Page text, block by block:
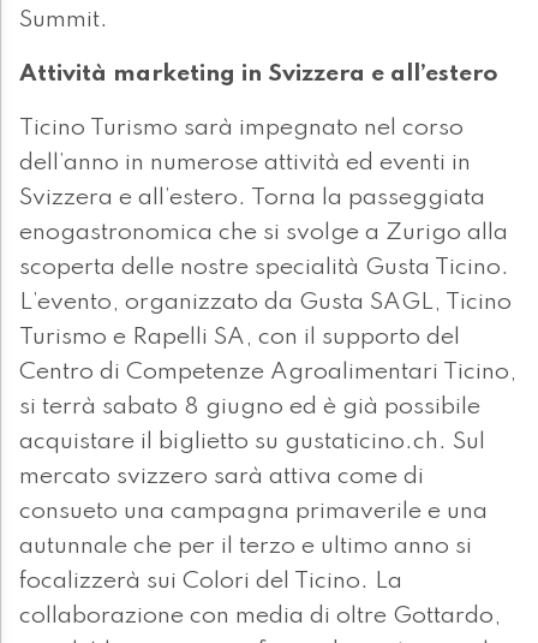
Summit.
Attività marketing in Svizzera e all’estero
Ticino Turismo sarà impegnato nel corso
dell’anno in numerose attività ed eventi in
Svizzera e all’estero. Torna la passeggiata
enogastronomica che si svolge a Zurigo alla
scoperta delle nostre specialità Gusta Ticino.
L’evento, organizzato da Gusta SAGL, Ticino
Turismo e Rapelli SA, con il supporto del
Centro di Competenze Agroalimentari Ticino,
si terrà sabato 8 giugno ed è già possibile
acquistare il biglietto su gustaticino.ch. Sul
mercato svizzero sarà attiva come di
consueto una campagna primaverile e una
autunnale che per il terzo e ultimo anno si
focalizzerà sui Colori del Ticino. La
collaborazione con media di oltre Gottardo,